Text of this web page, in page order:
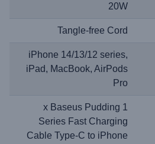
20W
Tangle-free Cord
iPhone 14/13/12 series,
iPad, MacBook, AirPods
Pro
1 x Baseus Pudding
Series Fast Charging
Cable Type-C to iPhone